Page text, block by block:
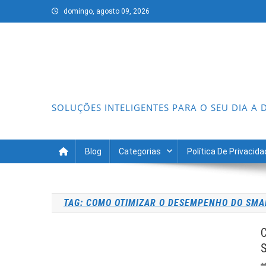
to
domingo, agosto 09, 2026
SOLUÇÕES INTELIGENTES PARA O SEU DIA A
Blog Categorias Política De
TAG: COMO OTIMIZAR O DESEMPENHO DO
Como Deixar o Celular Mais Rápido: 10 Dicas